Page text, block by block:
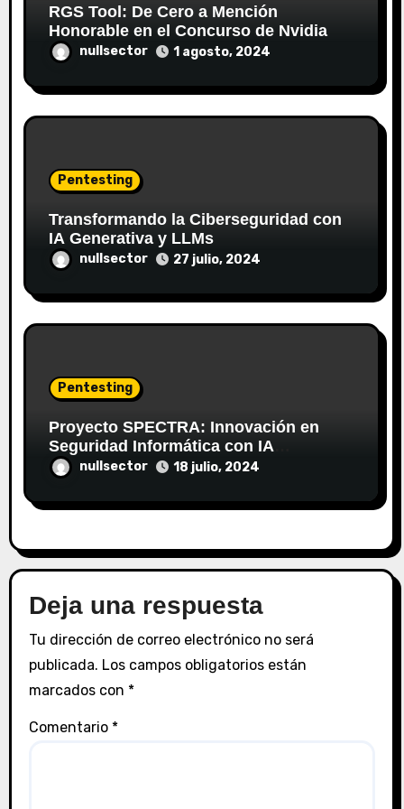
a
RGS Tool: De Cero a Mención
Honorable en el Concurso de Nvidia
nullsector 1 agosto, 2024
Pentesting
Transformando la Ciberseguridad con
IA Generativa y LLMs
nullsector 27 julio, 2024
Pentesting
Proyecto SPECTRA: Innovación en
Seguridad Informática con IA
Generativa
nullsector 18 julio, 2024
Deja una respuesta
Tu dirección de correo electrónico no será
publicada. Los campos obligatorios están
marcados con *
Comentario *